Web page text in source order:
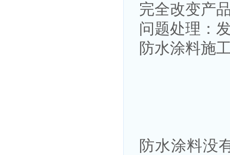
完全改变产
问题处理：
防水涂料施
防水涂料没